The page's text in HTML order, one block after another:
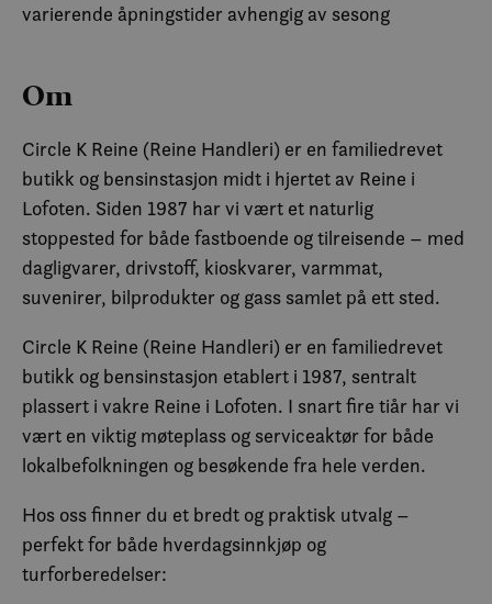
varierende åpningstider avhengig av sesong
Om
Circle K Reine (Reine Handleri) er en familiedrevet
butikk og bensinstasjon midt i hjertet av Reine i
Lofoten. Siden 1987 har vi vært et naturlig
stoppested for både fastboende og tilreisende – med
dagligvarer, drivstoff, kioskvarer, varmmat,
suvenirer, bilprodukter og gass samlet på ett sted.
Circle K Reine (Reine Handleri) er en familiedrevet
butikk og bensinstasjon etablert i 1987, sentralt
plassert i vakre Reine i Lofoten. I snart fire tiår har vi
vært en viktig møteplass og serviceaktør for både
lokalbefolkningen og besøkende fra hele verden.
Hos oss finner du et bredt og praktisk utvalg –
perfekt for både hverdagsinnkjøp og
turforberedelser: